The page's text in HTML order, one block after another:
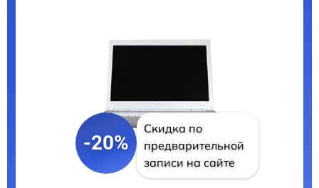
-20%
Скидка по
предварительной
записи на сайте